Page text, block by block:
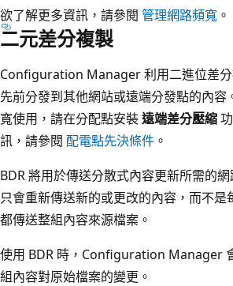
欲了解更多資訊，請參閱 管理網路頻寬 。
二元差分複製
Configuration Manager 利用二進位差分
先前分發到其他網站或遠端分發點的內容
寬使用，請在分配點安裝遠端差分壓縮
訊，請參閱 配電點先決條件 。
BDR 將用於傳送分散式內容更新所需的
只會重新傳送新的或更改的內容，而不
都傳送整組內容來源檔案。
使用 BDR 時，Configuration Manager
組內容對原始檔案的變更。